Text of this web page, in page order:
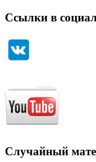
Ссылки в
Случайный